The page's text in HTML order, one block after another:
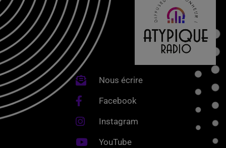
Nous écrire
Facebook
Instagram
YouTube